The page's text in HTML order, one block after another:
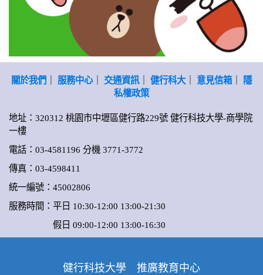
關於我們 服務中心｜ 交通資訊｜ 健行科大｜ 意見信箱｜
隱
私權政策
地址：320312 桃園市中壢區健行路229號 健行科技大學-商學院
一樓
電話：03-4581196 分機 3771-3772
傳真：03-4598411
統一編號：45002806
服務時間：平日 10:30-12:00 13:00-21:30
假日 09:00-12:00 13:00-16:30
健行科技大學 推廣教育中心